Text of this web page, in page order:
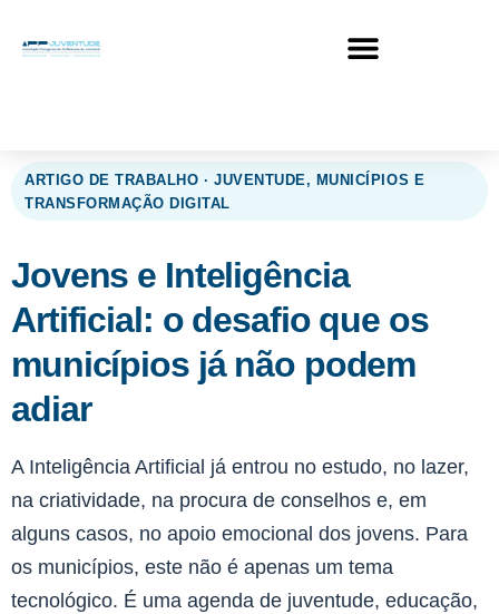
ARTIGO DE TRABALHO · JUVENTUDE, MUNICÍPIOS E
TRANSFORMAÇÃO DIGITAL
Jovens e Inteligência
Artificial: o desafio que os
municípios já não podem
adiar
A Inteligência Artificial já entrou no estudo, no lazer,
na criatividade, na procura de conselhos e, em
alguns casos, no apoio emocional dos jovens. Para
os municípios, este não é apenas um tema
tecnológico. É uma agenda de juventude, educação,